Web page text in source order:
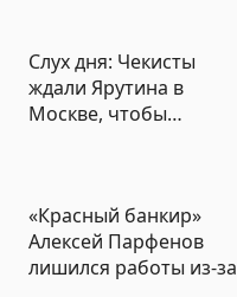
Слух дня: Чекисты
ждали Ярутина в
Москве, чтобы
«Красный банкир»
Алексей Парфенов
лишился работы из-за